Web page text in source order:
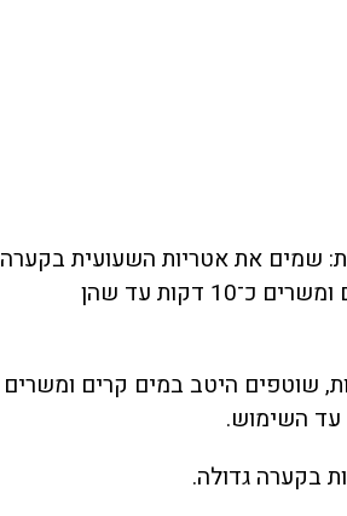
שמים את אטריות השעועית בקערה
גדולה עם מים רותחים ומשרים כ־10 דקות עד שהן
שוטפים היטב במים קרים ומשרים
השימוש.